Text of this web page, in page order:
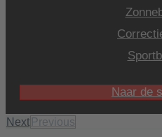
Naar de
Next Previous